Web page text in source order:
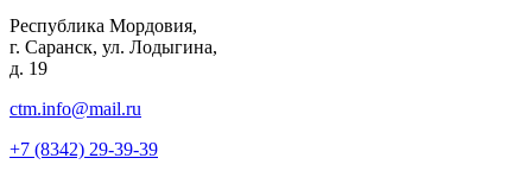
Республика Мордовия,
г. Саранск, ул. Лодыгина,
д. 19
ctm.info@mail.ru
+7 (8342) 29-39-39